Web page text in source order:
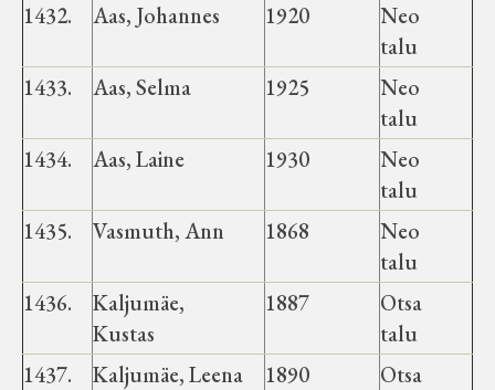
15.12.1938
Haimre vald
Koluvere-Kalju vald
Luiste vald
Märjamaa vald
Varbola vald
1432.
Aas, Johannes 1920
Neo
talu
1433.
Aas, Selma 1925
Neo
talu
1434.
Aas, Laine 1930
Neo
talu
1435.
Vasmuth, Ann 1868
Neo
talu
1436.
Kaljumäe,
Kustas
1887
Otsa
talu
1437.
Kaljumäe, Leena 1890
Otsa